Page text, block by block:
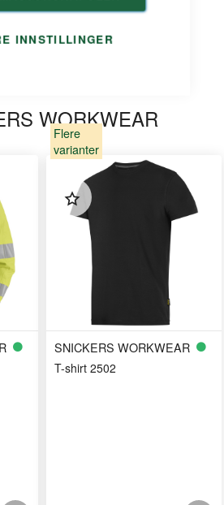
INNSTILLINGER
WORKWEAR
Flere
varianter
SNICKERS WORKWEAR
T-shirt 2502